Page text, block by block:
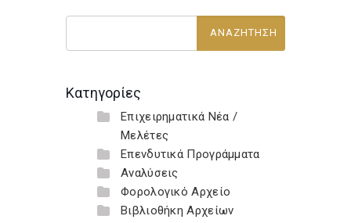
Κατηγορίες
Επιχειρηματικά Νέα /
Μελέτες
Επενδυτικά Προγράμματα
Αναλύσεις
Φορολογικό Αρχείο
Βιβλιοθήκη Αρχείων